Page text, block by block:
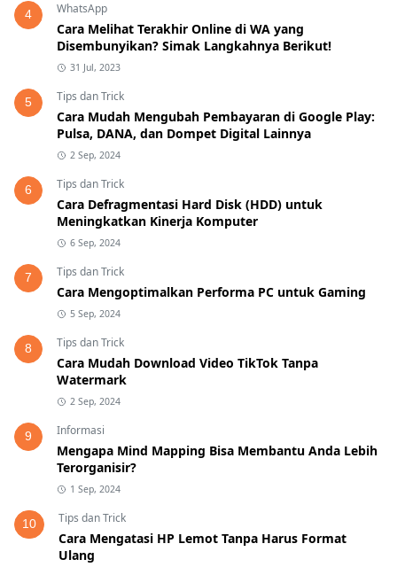
4 WhatsApp
Cara Melihat Terakhir Online di WA yang
Disembunyikan? Simak Langkahnya Berikut!
31 Jul, 2023
5 Tips dan Trick
Cara Mudah Mengubah Pembayaran di Google Play:
Pulsa, DANA, dan Dompet Digital Lainnya
2 Sep, 2024
6 Tips dan Trick
Cara Defragmentasi Hard Disk (HDD) untuk
Meningkatkan Kinerja Komputer
6 Sep, 2024
7 Tips dan Trick
Cara Mengoptimalkan Performa PC untuk Gaming
5 Sep, 2024
8 Tips dan Trick
Cara Mudah Download Video TikTok Tanpa
Watermark
2 Sep, 2024
9 Informasi
Mengapa Mind Mapping Bisa Membantu Anda Lebih
Terorganisir?
1 Sep, 2024
10 Tips dan Trick
Cara Mengatasi HP Lemot Tanpa Harus Format
Ulang